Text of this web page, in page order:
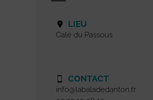
LIEU
Cale du Passous
CONTACT
info@labaladedanton.fr